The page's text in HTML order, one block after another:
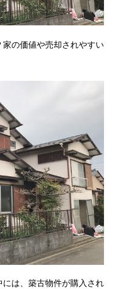
の価値や売却されやすい
は、築古物件が購入され